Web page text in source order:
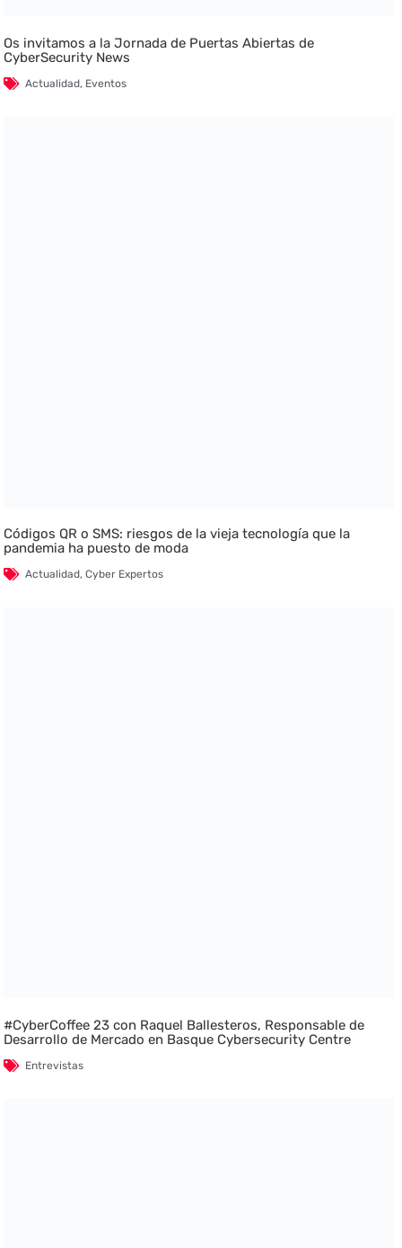
Os invitamos a la Jornada de Puertas Abiertas de
CyberSecurity News
Actualidad, Eventos
Códigos QR o SMS: riesgos de la vieja tecnología que la
pandemia ha puesto de moda
Actualidad,Cyber Expertos
#CyberCoffee 23 con Raquel Ballesteros, Responsable de
Desarrollo de Mercado en Basque Cybersecurity Centre
Entrevistas